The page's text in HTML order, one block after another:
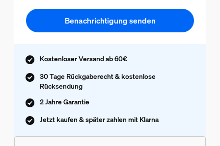
Benachrichtigung senden
Kostenloser Versand ab 60€
30 Tage Rückgaberecht & kostenlose
Rücksendung
2 Jahre Garantie
Jetzt kaufen & später zahlen mit Klarna